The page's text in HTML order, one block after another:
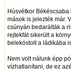
Húsvétkor
mások is jelezték már.
csúnyán bedarálták a
rejtekfát sikerült a
belekóstolt a ládikába
Nem volt nálunk épp
vízhatlanítani, de ez